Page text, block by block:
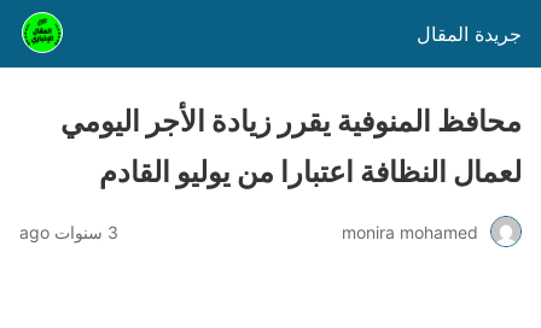
جريدة المقال
محافظ المنوفية يقرر زيادة الأجر اليومي
لعمال النظافة اعتبارا من يوليو القادم
monira mohamed 3 سنوات ago